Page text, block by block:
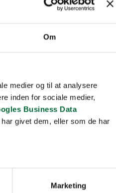
Om
medier og til at analysere
inden for sociale medier,
Business Data
givet dem, eller som de har
Marketing
omfang fastlægges
overflade- eller
og næste skridt
Et
eller underreagere, er
at
fugtsikre